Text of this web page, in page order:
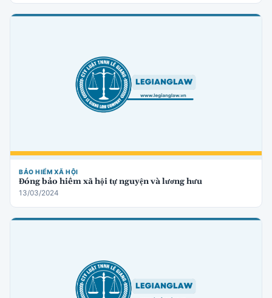
BẢO HIỂM XÃ HỘI
Đóng bảo hiểm xã hội tự nguyện và lương hưu
13/03/2024